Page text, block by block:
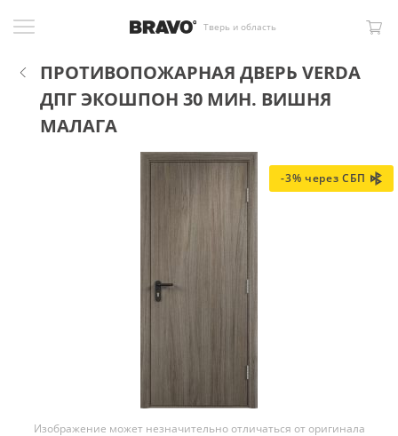
Тверь и область
ПРОТИВОПОЖАРНАЯ ДВЕРЬ VERDA
ДПГ ЭКОШПОН 30 МИН. ВИШНЯ
МАЛАГА
-3% через СБП
Изображение может незначительно отличаться от оригинала